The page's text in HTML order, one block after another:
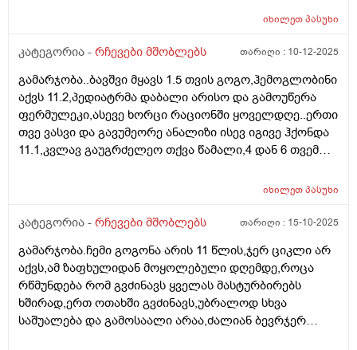
იხილეთპასუხი
კატეგორია - რჩევები მშობლებს თარიღი : 10-12-2025
გამარჯობა..ბავშვი მყავს 1.5 თვის გოგო,ჰემოგლობინი
აქვს 11.2,პედიატრმა დაბალი არისო და გამოუწერა
ფერმულეკი,ასევე ხორცი რაციონში ყოველდღე..ერთი
თვე ვასვი და გავუმეორე ანალიზი ისევ იგივე ჰქონდა
11.1,კვლავ გაუგრძელეო თქვა წამალი,4 დან 6 თვემდე
ხან. სვავს ხან არა,..მართლა დაბალია 11.1იხილეთპასუხი
კატეგორია - რჩევები მშობლებს თარიღი : 15-10-2025
გამარჯობა.ჩემი გოგონა არის 11 წლის,ჯერ ციკლი არ
აქვს,ამ ზაფხულიდან მოყოლებული დღემდე,როცა
რწმუნდება რომ გვძინავს ყველას მასტურბირებს
ხშირად,ერთ ოთახში გვძინავს,უბრალოდ სხვა
საშუალება და გამოსაალი არაა,ძალიან ბევრჯერ